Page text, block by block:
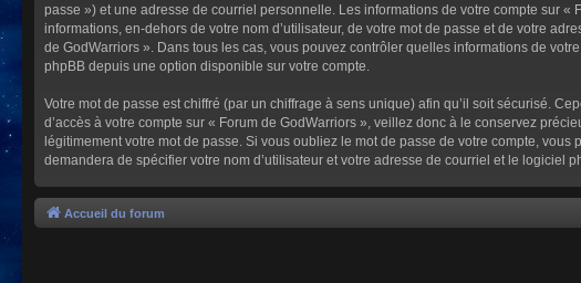
passe ») et une adresse de courriel personnelle. Les informations de votre compte sur
informations, en-dehors de votre nom d’utilisateur, de votre mot de passe et de votre
de GodWarriors ». Dans tous les cas, vous pouvez contrôler quelles informations de
phpBB depuis une option disponible sur votre compte.
Votre mot de passe est chiffré (par un chiffrage à sens unique) afin qu’il soit sécurisé.
d’accès à votre compte sur « Forum de GodWarriors », veillez donc à le conservez
légitimement votre mot de passe. Si vous oubliez le mot de passe de votre compte,
demandera de spécifier votre nom d’utilisateur et votre adresse de courriel et le logiciel
Accueil du forum